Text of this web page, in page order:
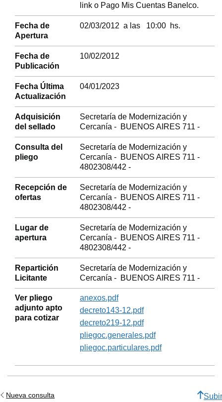
link o Pago Mis Cuentas Banelco.
Fecha de
Apertura
02/03/2012 a las 10:00 hs.
Fecha de
Publicación
10/02/2012
Fecha Última
Actualización
04/01/2023
Adquisición
del sellado
Secretaría de Modernización y
Cercanía - BUENOS AIRES 711 -
Consulta del
pliego
Secretaría de Modernización y
Cercanía - BUENOS AIRES 711 -
4802308/442 -
Recepción de
ofertas
Secretaría de Modernización y
Cercanía - BUENOS AIRES 711 -
4802308/442 -
Lugar de
apertura
Secretaría de Modernización y
Cercanía - BUENOS AIRES 711 -
4802308/442 -
Repartición
Licitante
Secretaría de Modernización y
Cercanía - BUENOS AIRES 711 -
Ver pliego
adjunto apto
para cotizar
anexos.pdf
decreto143-12.pdf
decreto219-12.pdf
pliegoc.generales.pdf
pliegoc.particulares.pdf
Nueva consulta Subir